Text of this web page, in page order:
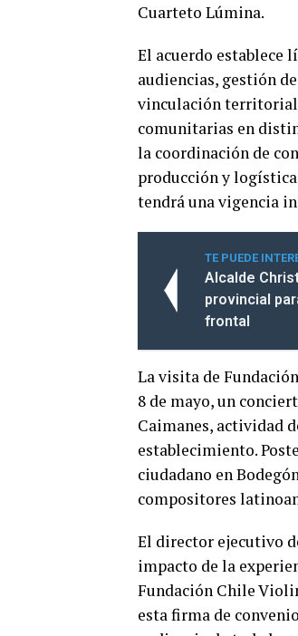
Cuarteto Lúmina.
El acuerdo establece
audiencias, gestión
vinculación
comunitarias en
la coordinación de
producción y
tendrá una vigencia
TE PUEDE
Alcalde
provincial
frontal
La visita de
8 de mayo, un
Caimanes, actividad
establecimiento.
ciudadano en
compositores
El director ejecutivo
impacto de la
Fundación Chile
esta firma de